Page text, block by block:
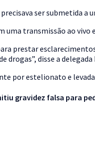
ser submetida
uma transmissão ao vivo
prestar
drogas”, disse a
por estelionato e
gravidez falsa para